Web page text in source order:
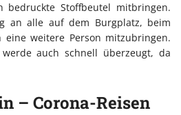
bedruckte Stoffbeutel mitbringen.
an alle auf dem Burgplatz, beim
eine weitere Person mitzubringen.
auch schnell überzeugt, da
– Corona-Reisen